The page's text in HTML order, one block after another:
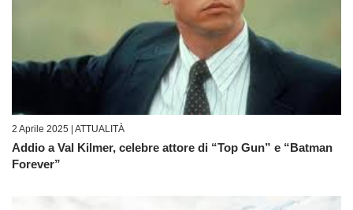
2 Aprile 2025 | ATTUALITÀ
Addio a Val Kilmer, celebre attore di “Top Gun” e “Batman
Forever”